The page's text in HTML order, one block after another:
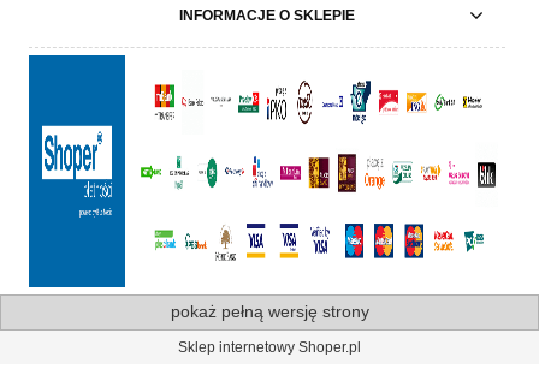
INFORMACJE O SKLEPIE
pokaż pełną wersję strony
Sklep internetowy Shoper.pl